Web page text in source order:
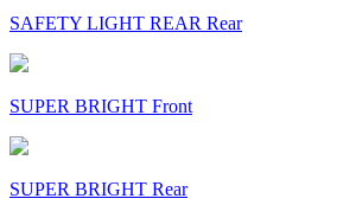
SAFETY LIGHT REAR Rear
SUPER BRIGHT Front
SUPER BRIGHT Rear